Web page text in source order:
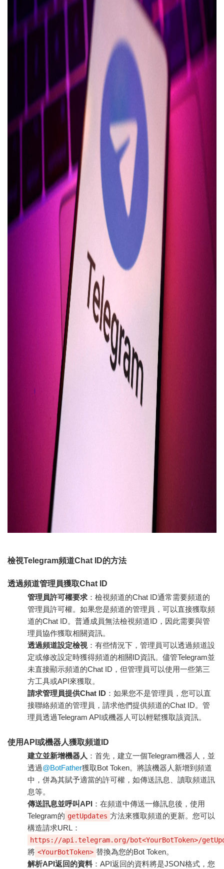
檢視Telegram頻道Chat ID的方法
透過頻道管理員獲取Chat ID
管理員許可權要求 ：檢視頻道的Chat ID通常需要頻道的
管理員許可權。如果您是頻道的管理員，可以直接獲取頻
道的Chat ID。普通成員無法檢視頻道ID，因此需要與管
理員協作獲取相關資訊。
透過頻道設定檢視 ：有些情況下，管理員可以透過頻道設
定或修改設定時獲得頻道的相關ID資訊。儘管Telegram並
未直接顯示頻道的Chat ID，但管理員可以使用一些第三
方工具或API來獲取。
請求管理員提供Chat ID ：如果您不是管理員，您可以直
接聯絡頻道的管理員，請求他們提供頻道的Chat ID。管
理員透過Telegram API或機器人可以輕鬆獲取該資訊。
使用API或機器人獲取頻道ID
建立並新增機器人 ：首先，建立一個Telegram機器人，並
透過@BotFather獲取Bot Token。將該機器人新增到頻道
中，併為其賦予適當的許可權，如傳送訊息、讀取頻道訊
息等。
傳送訊息並呼叫API ：在頻道中傳送一條訊息後，使用
Telegram的 getUpdates 方法來獲取頻道的更新。您可以
構造請求URL：
https://api.telegram.org/bot<YourBotToken>/
將 <YourBotToken> 替換為您的Bot Token。
解析API返回的資料 ：API返回的資料將是JSON格式，您